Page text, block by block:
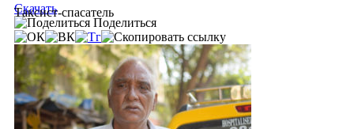
Таксист-спасатель
Скачать
Поделиться